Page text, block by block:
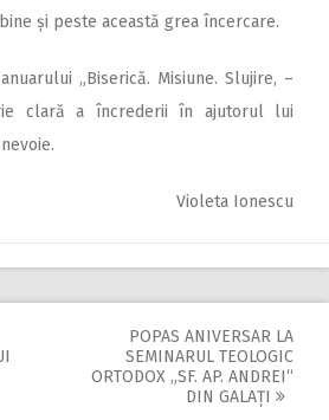
și peste această grea încercare.
„Biserică. Misiune. Slujire, –
clară a încrederii în ajutorul lui
Violeta Ionescu
POPAS ANIVERSAR LA
SEMINARUL TEOLOGIC
ORTODOX „SF. AP. ANDREI“
DIN GALAȚI